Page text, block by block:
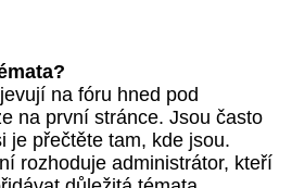
na fóru hned pod
na první stránce. Jsou často
je přečtěte tam, kde jsou.
rozhoduje administrátor, kteří